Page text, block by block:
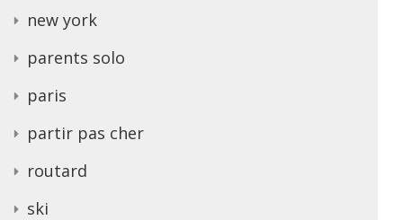
new york
parents solo
paris
partir pas cher
routard
ski